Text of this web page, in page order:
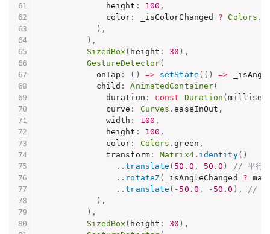
              height
: 100 ,
              color
: _isColorChanged ? Colors .
) ,
) ,
SizedBox ( height : 30 ) ,
GestureDetector(
            onTap
: ( ) => setState ( ( ) =>
            child
: AnimatedContainer(
              duration
: const Duration (
              curve
: Curves .easeInOut ,
              width
: 100 ,
              height
: 100 ,
              color
: Colors .green ,
              transform
: Matrix4. identity( )
. .translate ( 50.0 , 50.0 )
// 平行移
. . rotateZ( _isAngleChanged ?
. .translate ( - 50.0 , - 50.0 ) ,
// 逆
) ,
) ,
SizedBox ( height : 30 ) ,